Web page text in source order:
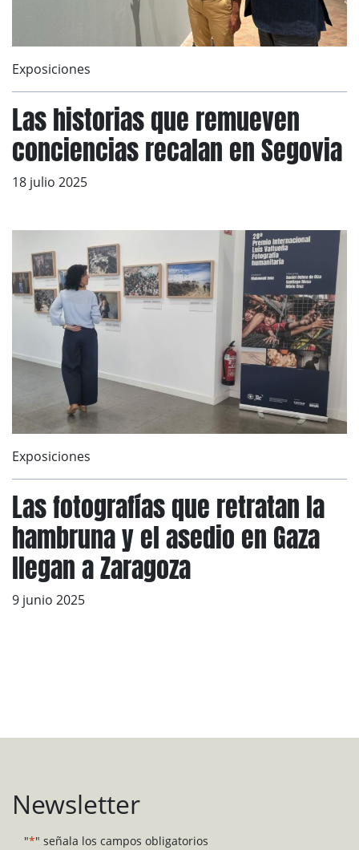
Exposiciones
Las historias que remueven
conciencias recalan en Segovia
18 julio 2025
Exposiciones
Las fotografías que retratan la
hambruna y el asedio en Gaza
llegan a Zaragoza
9 junio 2025
Newsletter
"*" señala los campos obligatorios